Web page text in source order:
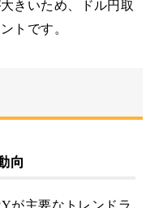
きいため、ドル円取
トです。
向